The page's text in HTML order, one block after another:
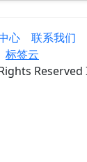
心
联系我们
标签云
Reserved